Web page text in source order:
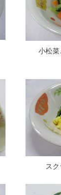
小松菜
ス